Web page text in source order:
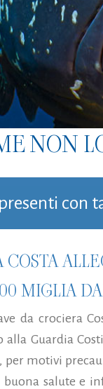
NON
con
MIGLIA
da crociera
alla Guardia
motivi
salute e